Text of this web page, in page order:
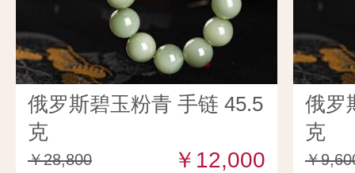
俄罗斯碧玉粉青 手链 45.5
克
￥28,800 ￥12,000
俄罗
克
￥